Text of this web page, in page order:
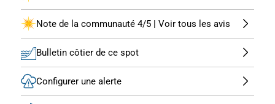
Note de la communauté 4/5 | Voir tous les avis
Bulletin côtier de ce spot
Configurer une alerte